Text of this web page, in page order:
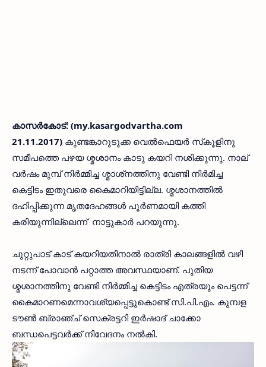
കാസര്‍കോട്: (my.kasargodvartha.com
21.11.2017) കുണ്ടങ്കാറുടുക്ക വെല്‍ഫെയര്‍ സ്‌കൂളിനു
സമീപത്തെ പഴയ ശ്മശാനം കാടു കയറി നശിക്കുന്നു. നാല്
വര്‍ഷം മുമ്പ് നിര്‍മ്മിച്ച ശ്മാശ്‌നത്തിനു വേണ്ടി നിര്‍മിച്ച
കെട്ടിടം ഇതുവരെ കൈമാറിയിട്ടില്ല. ശ്മശാനത്തില്‍
ദഹിപ്പിക്കുന്ന മൃതദേഹങ്ങള്‍ പൂര്‍ണമായി കത്തി
കരിയുന്നില്ലെന്ന് നാട്ടുകാര്‍ പറയുന്നു.
ചുറ്റുപാട് കാട് കയറിയതിനാല്‍ രാത്രി കാലങ്ങളില്‍ വഴി
നടന്ന് പോവാന്‍ പറ്റാത്ത അവസ്ഥയാണ്. പുതിയ
ശ്മശാനത്തിനു വേണ്ടി നിര്‍മ്മിച്ച കെട്ടിടം എത്രയും പെട്ടന്ന്
കൈമാറണമെന്നാവശ്യപ്പെട്ടുകൊണ്ട് സി.പി.എം. കുമ്പള
ടൗണ്‍ ബ്രാഞ്ച് സെക്രട്ടറി ഇര്‍ഷാദ് ചാക്കോ
ബന്ധപെട്ടവര്‍ക്ക് നിവേദനം നല്‍കി.